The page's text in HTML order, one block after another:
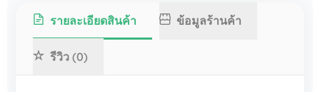
รายละเอียดสินค้า ข้อมูลร้านค้า
รีวิว (0)